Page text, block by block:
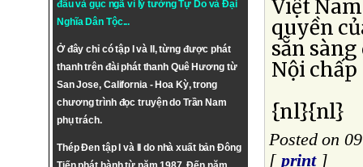
đấu và gục ngã vì lý tưởngTự DovàĐại
Nghĩa Dân Tộc...
Ở đây chỉ có tập I và II, từng được phát
thanh trên đài phát thanh Quê Hương từ
San Jose, California - Hoa Kỳ, trong
chương trình đọc truyện do Trần Nam
phụ trách.
Thép Đen tập I và II do nhà xuất bản Đông
Việt
quyền
sẵn
Nội chấp
{nl}{nl}
Posted on
[ print]